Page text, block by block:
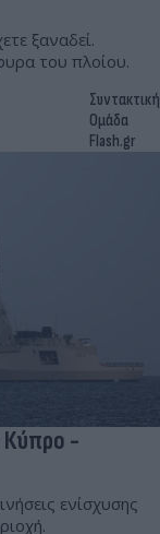
ξαναδεί.
του πλοίου.
Συντακτική
Ομάδα
Flash.gr
Κύπρο -
ενίσχυσης